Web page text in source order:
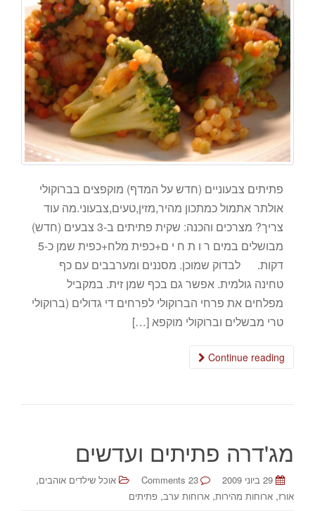
פתיתים צבעוניים (חדש על המדף) מוקפצים בברוקולי
אולתר אתמול כמתכון מהיר,מזין,טעים,צבעוני.מה עוד
צריך? מצרכים והכנה: שקית פתיתים ב-3 צבעים (חדש)
מבושלים במים ר ו ת ח י ם+כפית מלח+כפית שמן כ-5
דקות. לבדוק שמוכן. מסננים ומערבבים עם כף
טחינה גולמית. אפשר גם בכף שמן זית. במקביל
מפלחים את פרחי הברוקולי לפרחים די גדולים (ברוקולי
טרי מבשלים וברוקולי מוקפא […]
Continue reading
מג'דרה פתיתים ועדשים
29 ביוני 2009 23 Comments אוכל שילדים אוהבים,
אורז, ארוחות מהירות, ארוחות ערב, פתיתים